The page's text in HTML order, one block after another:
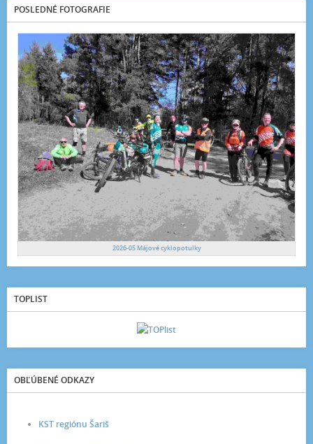
POSLEDNÉ FOTOGRAFIE
2026-05 Májové cyklopotulky
TOPLIST
OBĽÚBENÉ ODKAZY
KST regiónu Šariš